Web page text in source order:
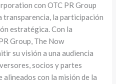
con OTC PR Group
transparencia, la participación
estratégica. Con la
Group, The Now
su visión a una audiencia
socios y partes
con la misión de la